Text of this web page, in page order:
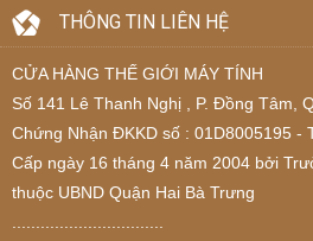
THÔNG TIN LIÊN HỆ
CỬA HÀNG THẾ GIỚI MÁY TÍNH
Số 141 Lê Thanh Nghị , P. Đồng Tâm,
Chứng Nhận ĐKKD số : 01D8005195 -
Cấp ngày 16 tháng 4 năm 2004 bởi
thuộc UBND Quận Hai Bà Trưng